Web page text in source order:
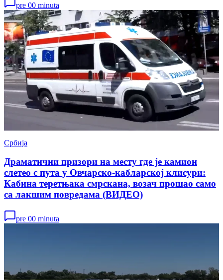
pre 00 minuta
Србија
Драматични призори на месту где је камион
слетео с пута у Овчарско-кабларској клисури:
Кабина теретњака смрскана, возач прошао само
са лакшим повредама (ВИДЕО)
pre 00 minuta